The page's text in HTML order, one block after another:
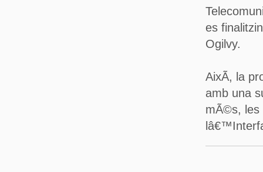
es
Ogilvy.
AixÃ­, la
amb una
mÃ©s, les